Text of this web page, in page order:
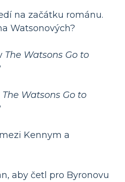
na začátku románu.
Watsonových?
The Watsons Go to
The Watsons Go to
Kennym a
aby četl pro Byronovu